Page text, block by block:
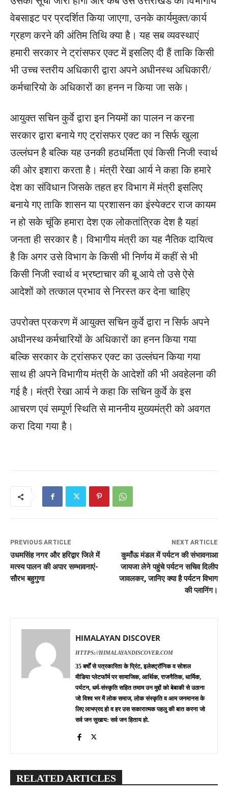
वेबसाइट पर प्रदर्शित किया जाएगा, उनके कार्यमुक्त/कार्य
ग्रहण करने की अंतिम तिथि क्या है। यह सब व्यवस्थाएं
हमारी सरकार ने ट्रांसफर एक्ट में इसलिए दी हैं ताकि किसी
भी उच्च स्तरीय अधिकारी द्वारा अपने अधीनस्थ अधिकारी/
कर्मचारियो के अधिकारों का हनन न किया जा सके।
आयुक्त सचिन कुर्वे द्वारा इन नियमों का पालन न करना
सरकार द्वारा बनाये गए ट्रांसफर एक्ट का न सिर्फ खुला
उल्लंघन है बल्कि यह उनकी हठधर्मिता एवं किसी निजी स्वार्थ
की ओर इशारा करता है। मंत्री रेखा आर्य ने कहा कि हमारे
देश का संविधान जिसके तहत हर विभाग में मंत्री इसलिए
बनाये गए ताकि शासन या प्रशासन का इंस्पेक्टर राज कायम
न हो सके चूंकि हमारा देश एक लोकतांत्रिक देश है यहां
जनता ही सरकार है। विभागीय मंत्री का यह नैतिक दायित्व
है कि अगर उसे विभाग के किसी भी निर्णय में कहीं से भी
किसी निजी स्वार्थ व भ्रष्टाचार की बू आये तो उसे ऐसे
आदेशों को तत्काल प्रभाव से निरस्त कर देना चाहिए
उपरोक्त प्रकरण में आयुक्त सचिन कुर्वे द्वारा न सिर्फ अपने
अधीनस्थ कर्मचारियों के अधिकारों का हनन किया गया
बल्कि सरकार के ट्रांसफर एक्ट का उल्लंघन किया गया
साथ ही अपने विभागीय मंत्री के आदेशों की भी अवहेलना की
गई है। मंत्री रेखा आर्य ने कहा कि सचिन कुर्वे के इस
आचरण एवं सम्पूर्ण स्थिति से माननीय मुख्यमंत्री को अवगत
करा दिया गया है।
PREVIOUS ARTICLE
उधमसिंह नगर और हरिद्वार जिले में
मत्स्य पालन की अपार सम्भावनाएं-
सौरभ बहुगुणा
NEXT ARTICLE
कुमाँऊ मंडल में पर्यटन की संभावनाआ
जायजा लेने पहुंचे पर्यटन सचिव दिलीप
जावलकर, जानिए क्या है पर्यटन विभाग
की प्लानिंग।
HIMALAYAN DISCOVER
HTTPS://HIMALAYANDISCOVER.COM
35 बर्षों से पत्रकारिता के प्रिंट, इलेक्ट्रॉनिक व सोशल
मीडिया प्लेटफॉर्म पर सामाजिक, आर्थिक, राजनैतिक, धार्मिक,
पर्यटन, धर्म-संस्कृति सहित तमाम उन मुद्दों को बेबाकी से उठाना
जो विश्व भर में लोक समाज, लोक संस्कृति व आम जनमानस के
लिए लाभप्रद हो व हर उस सकारात्मक पहलु की बात करना जो
सर्व जन सुखाय: सर्व जन हिताय हो.
RELATED ARTICLES